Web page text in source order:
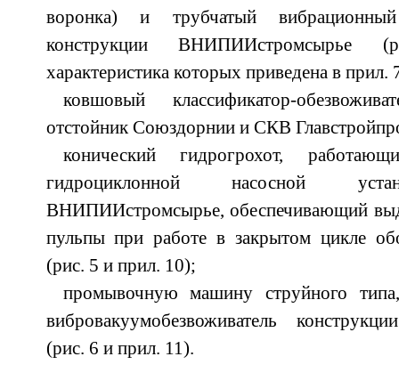
воронка) и трубчатый вибрационный
конструкции ВНИПИИстромсырье
характеристика которых приведена в прил.
ковшовый классификатор-
отстойник Союздорнии и СКВ
конический гидрогрохот,
гидроциклонной насосной
ВНИПИИстромсырье, обеспечивающий
пульпы при работе в закрытом цикле
(рис. 5 и прил. 10);
промывочную машину струйного
вибровакуумобезвоживатель
(рис. 6 и прил. 11).